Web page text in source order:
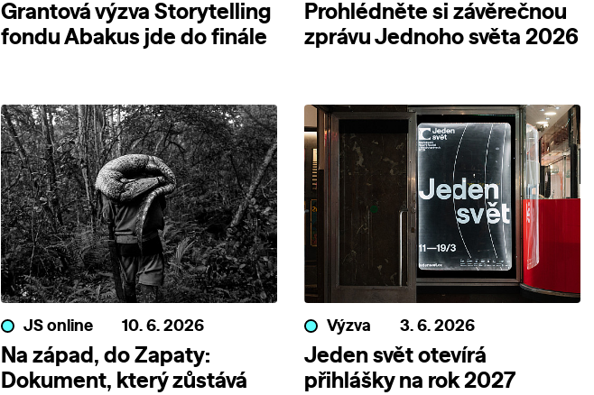
Grantová výzva Storytelling
fondu Abakus jde do finále
Prohlédněte si závěrečnou
zprávu Jednoho světa 2026
JS online 10. 6. 2026
Na západ, do Zapaty:
Dokument, který zůstává
Výzva 3. 6. 2026
Jeden svět otevírá
přihlášky na rok 2027